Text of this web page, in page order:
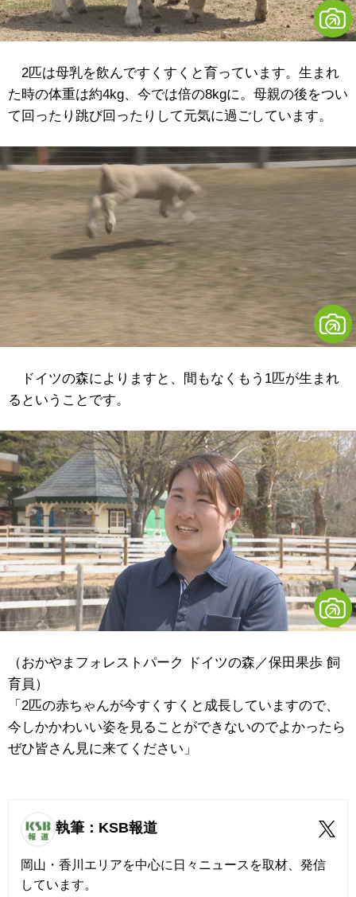
2匹は母乳を飲んですくすくと育っています。生まれ
た時の体重は約4kg、今では倍の8kgに。母親の後をつい
て回ったり跳び回ったりして元気に過ごしています。
ドイツの森によりますと、間もなくもう1匹が生まれ
るということです。
（おかやまフォレストパーク ドイツの森／保田果歩 飼
育員）
「2匹の赤ちゃんが今すくすくと成長していますので、
今しかかわいい姿を見ることができないのでよかったら
ぜひ皆さん見に来てください」
執筆：KSB報道
岡山・香川エリアを中心に日々ニュースを取材、発信
しています。